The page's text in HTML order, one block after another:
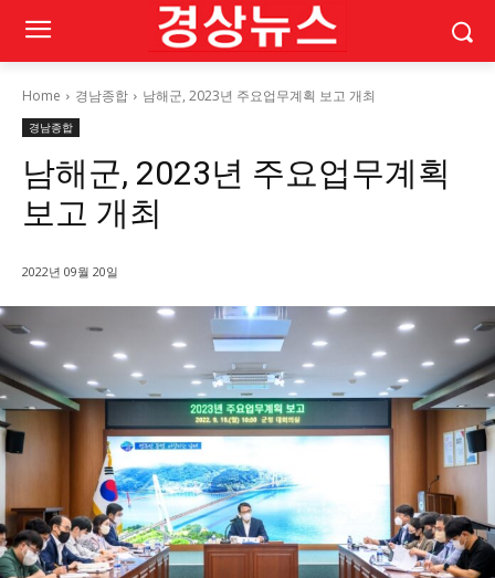
Home 경남종합 남해군, 2023년 주요업무계획 보고 개최
경남종합
남해군, 2023년 주요업무계획
보고 개최
2022년 09월 20일